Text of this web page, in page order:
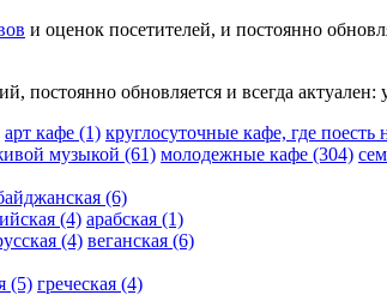
и оценок посетителей, и постоянно
постоянно обновляется и всегда
арт кафе (1) круглосуточные кафе, где поесть
музыкой (61) молодежные кафе (304)
(6)
(4) арабская (1)
(4) веганская (6)
(5) греческая (4)